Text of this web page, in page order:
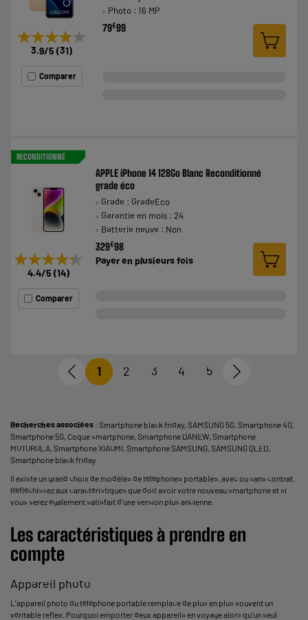
★★★★★
★★★★★
3.9/5 (31)
Comparer
Photo : 16 MP
79€99
RECONDITIONNÉ
★★★★★
★★★★★
4.4/5 (14)
Comparer
APPLE iPhone 14 128Go Blanc Reconditionné
grade éco
Grade : GradeEco
Garantie en mois : 24
Batterie neuve : Non
329€98
Payer enplusieurs fois
1 2 3 4 5
Recherches associées : Smartphone black friday, SAMSUNG 5G, Smartphone 4G,
Smartphone 5G, Coque smartphone, Smartphone DANEW, Smartphone
MOTOROLA, Smartphone XIAOMI, Smartphone SAMSUNG, SAMSUNG QLED,
Smartphone black friday
Il existe un grand choix de modèles de téléphones portables, avec ou sans contrat.
Réfléchissez aux caractéristiques que doit avoir votre nouveau smartphone et si
vous serez également satisfait d'une version plus ancienne.
Les caractéristiques à prendre en
compte
Appareil photo
L'appareil photo du téléphone portable remplace de plus en plus souvent un
véritable reflex. Pourquoi emporter deux appareils en voyage alors qu'un seul